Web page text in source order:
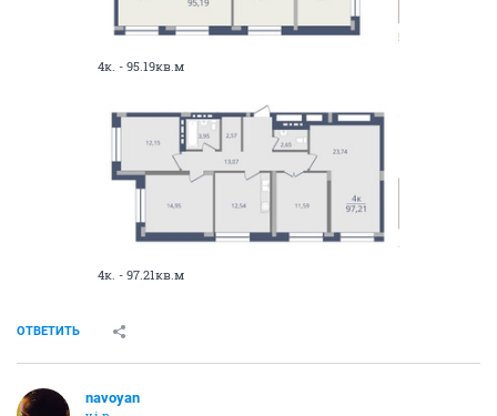
4к. - 95.19кв.м
4к. - 97.21кв.м
ОТВЕТИТЬ
navoyan